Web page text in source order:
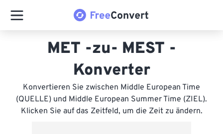
MET -zu- MEST -
Konverter
Konvertieren Sie zwischen Middle European Time
(QUELLE) und Middle European Summer Time (ZIEL).
Klicken Sie auf das Zeitfeld, um die Zeit zu ändern.